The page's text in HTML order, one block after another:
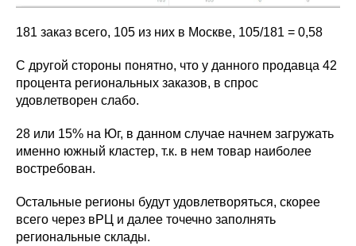
181 заказ всего, 105 из них в Москве, 105/181 = 0,58
С другой стороны понятно, что у данного продавца 42
процента региональных заказов, в спрос
удовлетворен слабо.
28 или 15% на Юг, в данном случае начнем загружать
именно южный кластер, т.к. в нем товар наиболее
востребован.
Остальные регионы будут удовлетворяться, скорее
всего через вРЦ и далее точечно заполнять
региональные склады.